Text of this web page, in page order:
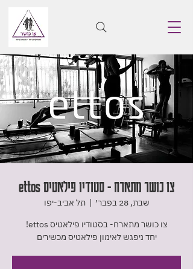
צו כושר מתארח - סטודיו פילאטיס ettos
שבת, 28 בפבר׳
  |
תל אביב-יפו
יחד ניפגש לאימון פילאטיס מכשירים